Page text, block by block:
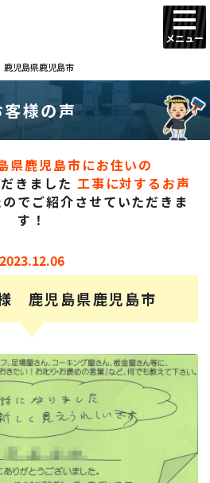
メニュー
児島県鹿児島市
客様の声
県鹿児島市にお住いの
きました 工事に対するお声
で ご紹介させていただきま
す！
2023.12.06
鹿児島県鹿児島市